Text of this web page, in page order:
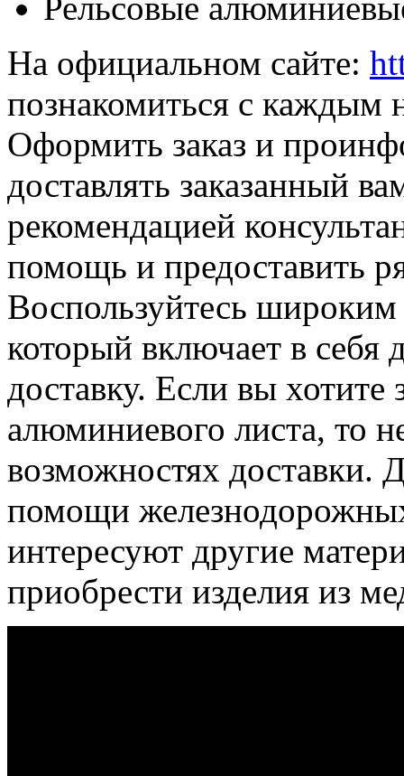
На официальном сайте:
познакомиться с каждым
Оформить заказ и
доставлять заказанный
рекомендацией
помощь и предоставить
Воспользуйтесь
который включает в
доставку. Если вы хотите
алюминиевого листа, то
возможностях доставки.
помощи
интересуют другие
приобрести изделия из